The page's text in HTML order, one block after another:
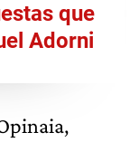
que
Adorni